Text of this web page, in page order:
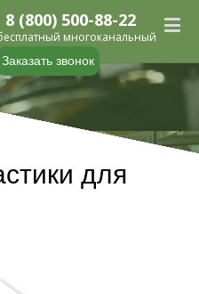
Заказать звонок
8 (800) 500-88-22
многоканальный
для